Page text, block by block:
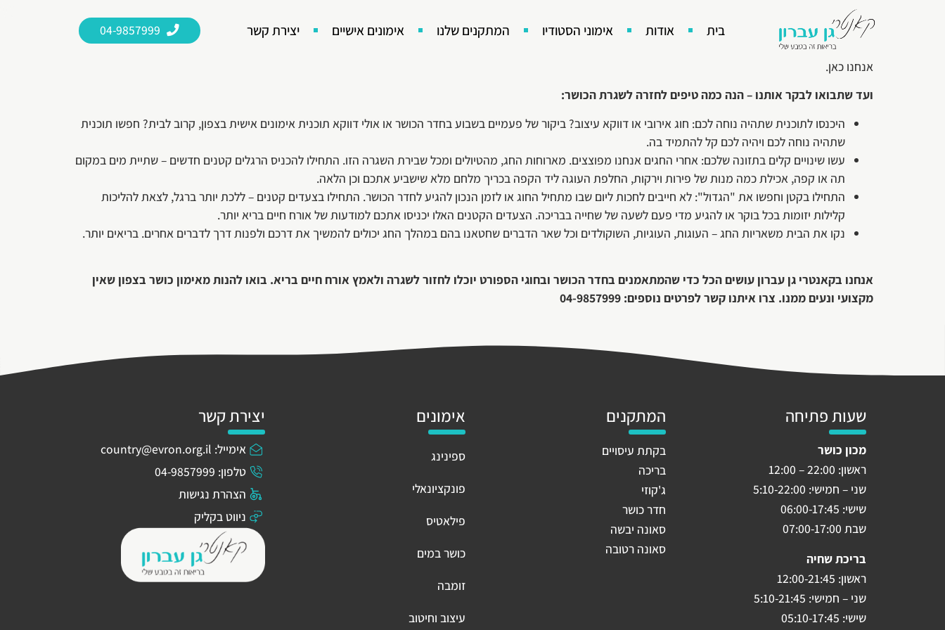
בית אודות אימוני הסטודיו המתקנים שלנו אימונים אישיים יצירת קשר
תקופת החגים היא תקופה שבה השגרה נעצרת. אנחנו מתחילים לפספס אימוני כושר, לוותר על ביקור בבריכת השחייה ופחות מקפידים על תזונה נכונה. אנחנו בקאנטרי גן עברון
מאמינים שתקופת אחרי החגים היא זמן מעולה לחזור להרגלים הטובים ולהיכנס לכושר. אם אתם מחפשים בריכת שחייה בצפון או חדר כושר מאובזר ומקצועי להתניע את השינוי,
אנחנו כאן.
ועד שתבואו לבקר אותנו – הנה כמה טיפים לחזרה לשגרת הכושר:
היכנסו לתוכנית שתהיה נוחה לכם: חוג אירובי או דווקא עיצוב? ביקור של פעמיים בשבוע בחדר הכושר או אולי דווקא תוכנית אימונים אישית בצפון, קרוב לבית? חפשו תוכנית
שתהיה נוחה לכם ויהיה לכם קל להתמיד בה.
עשו שינויים קלים בתזונה שלכם: אחרי החגים אנחנו מפוצצים. מארוחות החג, מהטיולים ומכל שבירת השגרה הזו. התחילו להכניס הרגלים קטנים חדשים – שתיית מים במקום
תה או קפה, אכילת כמה מנות של פירות וירקות, החלפת העוגה ליד הקפה בכריך מלחם מלא שישביע אתכם וכן הלאה.
התחילו בקטן וחפשו את "הגדול": לא חייבים לחכות ליום שבו מתחיל החוג או לזמן הנכון להגיע לחדר הכושר. התחילו בצעדים קטנים – ללכת יותר ברגל, לצאת להליכות
קלילות יזומות בכל בוקר או להגיע מדי פעם לשעה של שחייה בבריכה. הצעדים הקטנים האלו יכניסו אתכם למודעות של אורח חיים בריא יותר.
נקו את הבית משאריות החג – העוגות, העוגיות, השוקולדים וכל שאר הדברים שחטאנו בהם במהלך החג יכולים להמשיך את דרכם ולפנות דרך לדברים אחרים. בריאים יותר.
אנחנו בקאנטרי גן עברון עושים הכל כדי שהמתאמנים בחדר הכושר ובחוגי הספורט יוכלו לחזור לשגרה ולאמץ אורח חיים בריא. בואו להנות מאימון כושר בצפון שאין
מקצועי ונעים ממנו. צרו איתנו קשר לפרטים נוספים: 04-9857999
שעות פתיחה
מכון כושר
ראשון: 22:00 – 12:00
שני – חמישי: 5:10-22:00
שישי: 06:00-17:45
שבת 07:00-17:00
בריכת שחיה
ראשון: 12:00-21:45
שני – חמישי: 5:10-21:45
שישי: 05:10-17:45
המתקנים
בקתת עיסויים
בריכה
ג'קוזי
חדר כושר
סאונה יבשה
סאונה רטובה
אימונים
ספינינג
פונקציונאלי
פילאטיס
כושר במים
זומבה
עיצוב וחיטוב
יצירת קשר
אימייל: country@evron.org.il
טלפון: 04-9857999
הצהרת נגישות
ניווט בקליק